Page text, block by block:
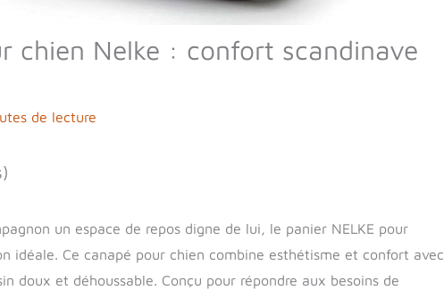
chien Nelke : confort scandinave
de lecture
un espace de repos digne de lui, le panier NELKE pour
idéale. Ce canapé pour chien combine esthétisme et confort avec
doux et déhoussable. Conçu pour répondre aux besoins de